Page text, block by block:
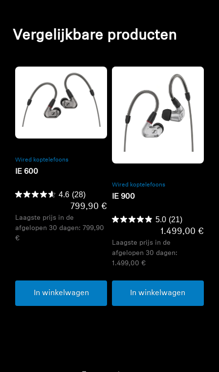
Vergelijkbare producten
Wired koptelefoons
IE 600
4.6 (28)
799,90 €
Laagste prijs in de
afgelopen 30 dagen: 799,90
€
In winkelwagen
Wired koptelefoons
IE 900
5.0 (21)
1.499,00 €
Laagste prijs in de
afgelopen 30 dagen:
1.499,00 €
In winkelwagen